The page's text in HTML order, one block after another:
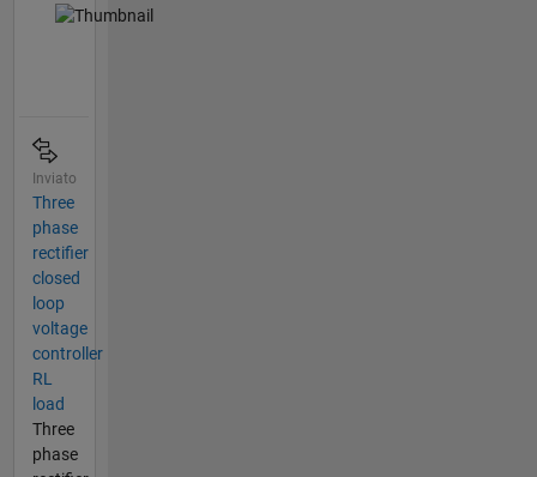
Inviato
Three
phase
rectifier
closed
loop
voltage
controller
RL
load
Three
phase